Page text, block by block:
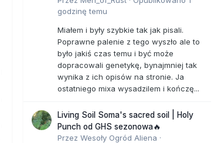
godzinę temu
Miałem i były szybkie tak jak pisali.
Poprawne palenie z tego wyszło ale to
było jakiś czas temu i być może
dopracowali genetykę, bynajmniej tak
wynika z ich opisów na stronie. Ja
ostatniego mixa wysadzilem i kończę...
Living Soil Soma's sacred soil | Holy
Punch od GHS sezonowa🔥
Przez Wesoły Ogród Aliena ·